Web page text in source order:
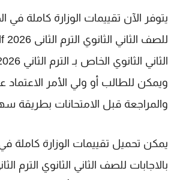
يتوفر الآن تقييمات الوزارة كاملة في
ويمكن للطالب أو ولي الأمر الاعتماد
والمراجعة قبل الامتحانات بطريقة
يمكن تحميل تقييمات الوزارة كاملة في